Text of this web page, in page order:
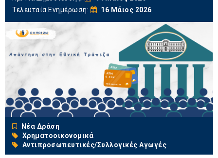
Τελευταία Ενημέρωση:
16 Μάιος 2026
Νέα Δράση
Χρηματοοικονομικά
Αντιπροσωπευτικές/Συλλογικές Αγωγές